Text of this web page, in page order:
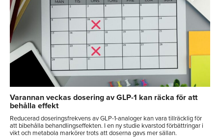
Varannan veckas dosering av GLP-1 kan räcka för att
behålla effekt
Reducerad doseringsfrekvens av GLP-1-analoger kan vara tillräcklig för
att bibehålla behandlingseffekten. I en ny studie kvarstod förbättringar i
vikt och metabola markörer trots att doserna gavs mer sällan.